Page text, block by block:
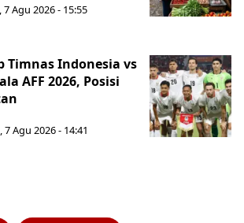
7 Agu 2026 - 15:55
Timnas Indonesia vs
AFF 2026, Posisi
7 Agu 2026 - 14:41